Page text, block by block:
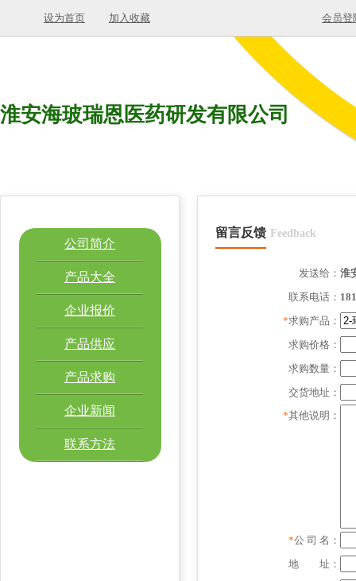
设为首页 加入收藏 会员登
淮安海玻瑞恩医药研发有限公司
公司简介
产品大全
企业报价
产品供应
产品求购
企业新闻
联系方法
留言反馈 Feedback
发送给： 淮
联系电话：
*求购产品：
求购价格：
求购数量：
交货地址：
*其他说明：
*公 司 名：
地 址：